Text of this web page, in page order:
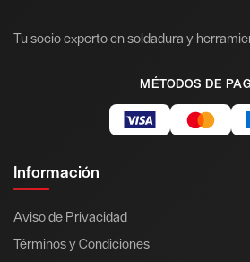
Tu socio experto en soldadura y
MÉTODOS DE
Información
Aviso de Privacidad
Términos y Condiciones